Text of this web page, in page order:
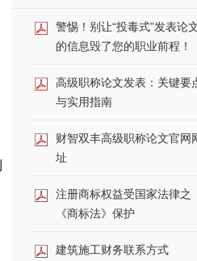
警惕！别让“投毒式”发表论
的信息毁了您的职业前程！
高级职称论文发表：关键要
与实用指南
财智双丰高级职称论文官网
址
注册商标权益受国家法律之
《商标法》保护
建筑施工财务联系方式